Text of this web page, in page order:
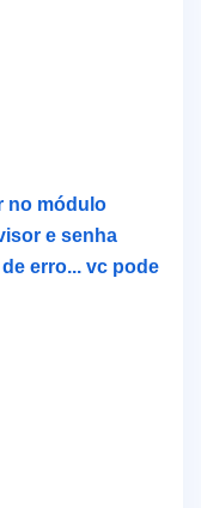
no módulo
e senha
erro... vc pode